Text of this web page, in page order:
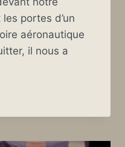
portes d’un
aéronautique
il nous a